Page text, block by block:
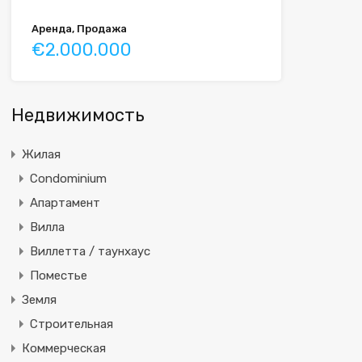
Аренда, Продажа
€2.000.000
Недвижимость
Жилая
Condominium
Апартамент
Вилла
Виллетта / таунхаус
Поместье
Земля
Строительная
Коммерческая